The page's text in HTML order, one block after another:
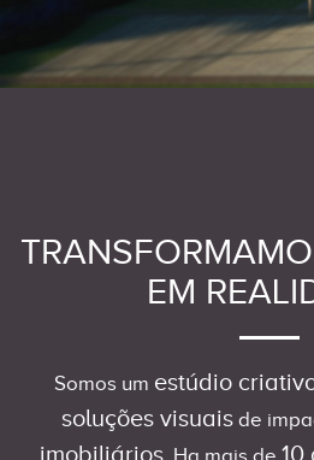
EM
Somos um estúdio
soluções visuaisde
imobiliários
10